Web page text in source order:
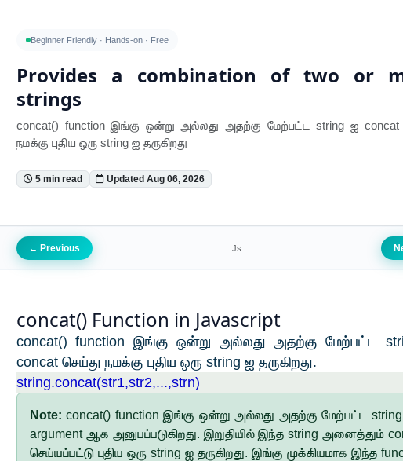
Beginner Friendly · Hands-on · Free
Provides a combination of two or
strings
concat() function இங்கு ஒன்று அல்லது அதற்கு மேற்பட்ட string ஐ concat
நமக்கு புதிய ஒரு string ஐ தருகிறது
5 min read Updated Aug 06, 2026
← Previous Js
concat() Function in Javascript
concat() function இங்கு ஒன்று அல்லது அதற்கு மேற்பட்ட
concat செய்து நமக்கு புதிய ஒரு string ஐ தருகிறது.
string.concat(str1,str2,...,strn)
Note:concat() function இங்கு ஒன்று அல்லது அதற்கு மேற்பட்ட
argument ஆக அனுபப்படுகிறது. இறுதியில் இந்த string அனைத்தும்
செய்யப்பட்டு புதிய ஒரு string ஐ தருகிறது. இங்கு முக்கியமாக இந்த